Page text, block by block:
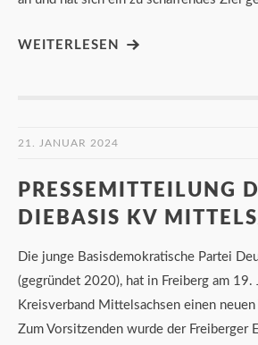
WEITERLESEN
21. JANUAR 2024
PRESSEMITTEILUNG
DIEBASIS KV
Die junge Basisdemokratische Partei
(gegründet 2020), hat in Freiberg am 19.
Kreisverband Mittelsachsen einen
Zum Vorsitzenden wurde der Freiberger